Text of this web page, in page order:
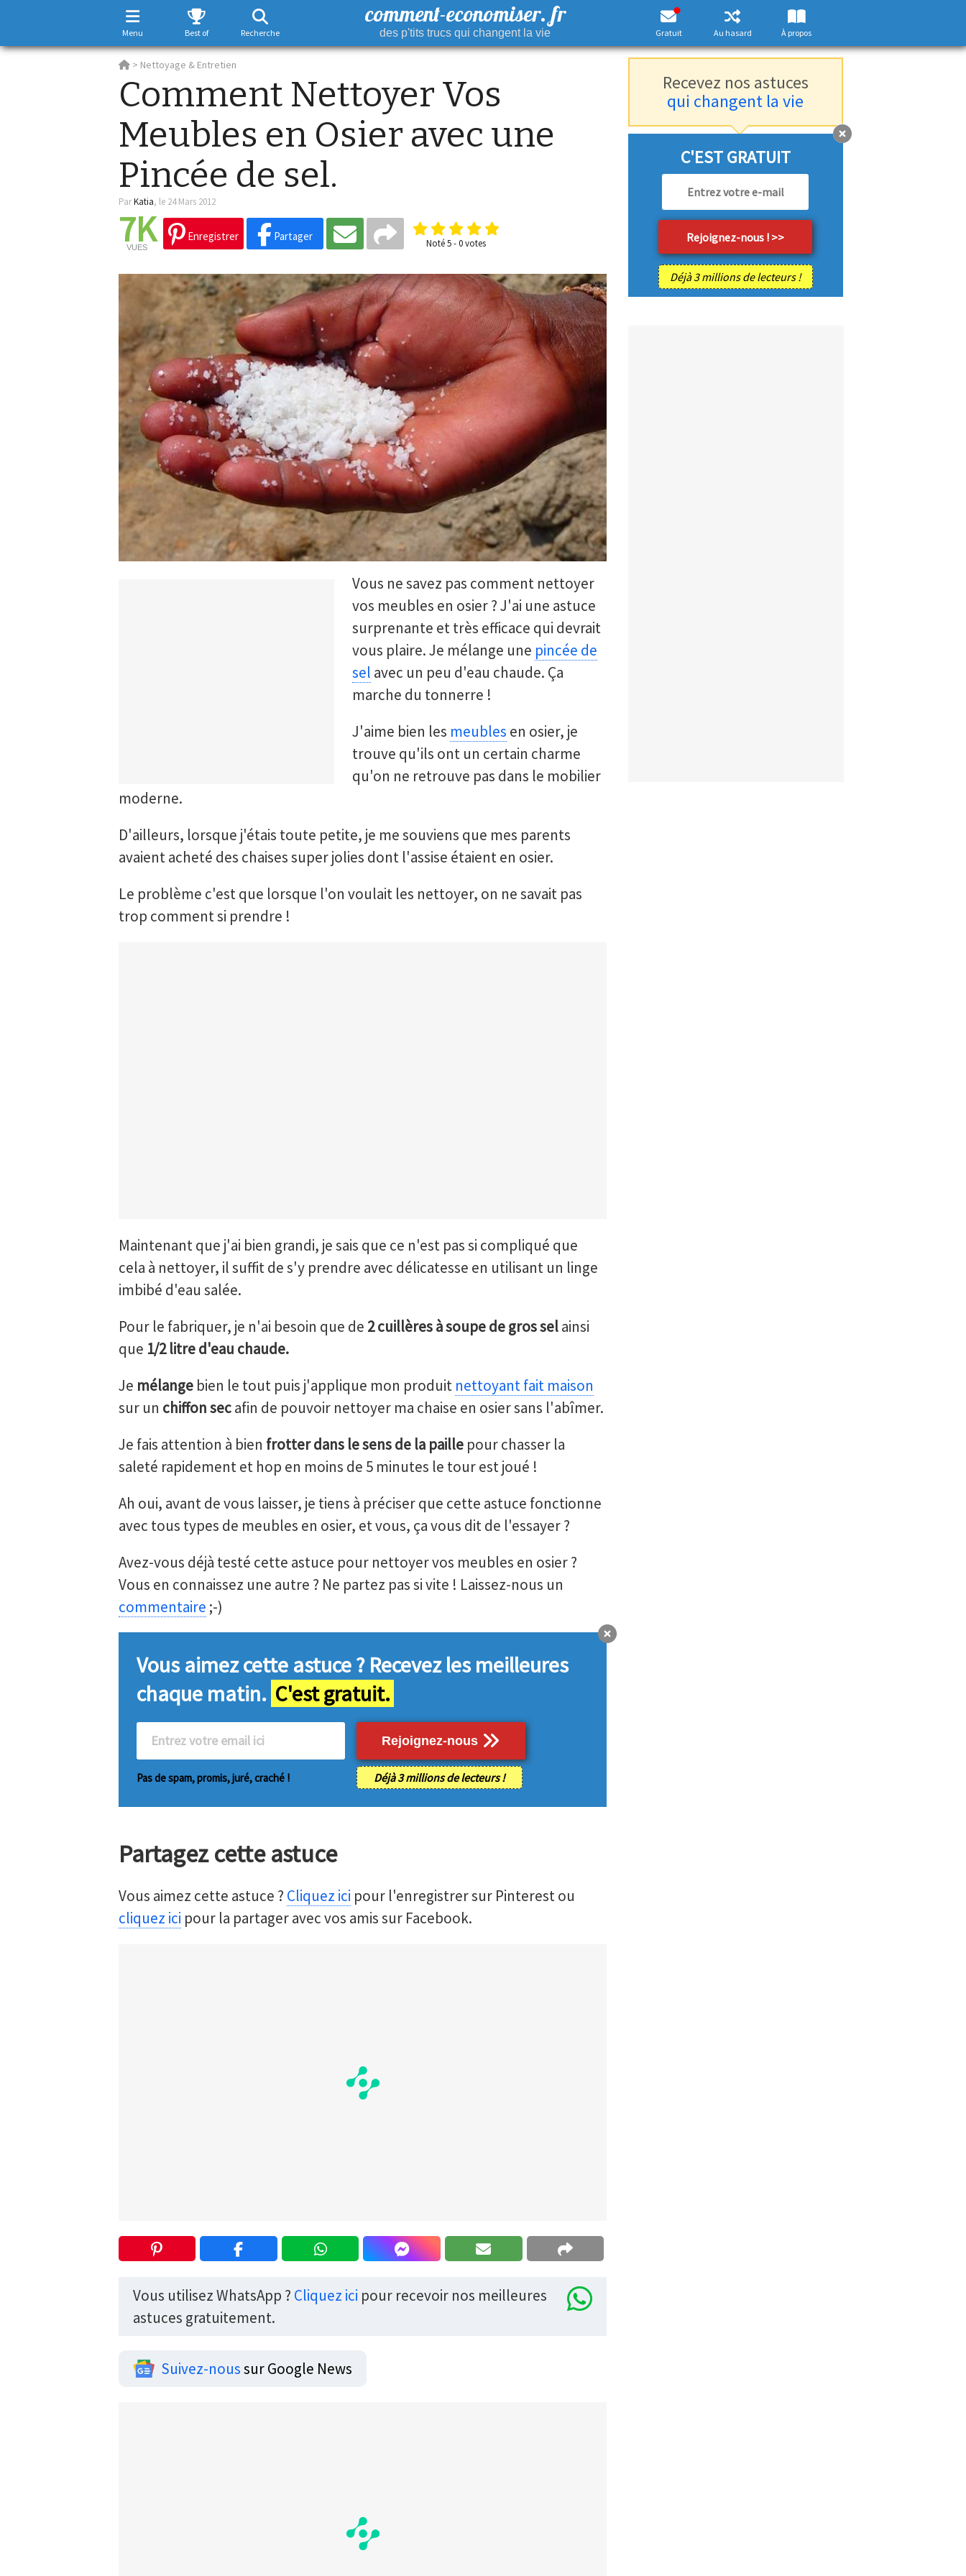
Menu Best of Recherche
comment-economiser. fr
des p'tits trucs qui changent la vie Gratuit Au hasard À propos
> Nettoyage & Entretien
Comment Nettoyer Vos
Meubles en Osier avec une
Pincée de sel.
ParKatia, le 24 Mars 2012
7K
VUES
Enregistrer Partager
Noté5-0 votes
Vous ne savez pas comment nettoyer
vos meubles en osier ? J'ai une astuce
surprenante et très efficace qui devrait
vous plaire. Je mélange une pincée de
sel avec un peu d'eau chaude. Ça
marche du tonnerre !
J'aime bien les meubles en osier, je
trouve qu'ils ont un certain charme
qu'on ne retrouve pas dans le mobilier
moderne.
D'ailleurs, lorsque j'étais toute petite, je me souviens que mes parents
avaient acheté des chaises super jolies dont l'assise étaient en osier.
Le problème c'est que lorsque l'on voulait les nettoyer, on ne savait pas
trop comment si prendre !
Maintenant que j'ai bien grandi, je sais que ce n'est pas si compliqué que
cela à nettoyer, il suffit de s'y prendre avec délicatesse en utilisant un linge
imbibé d'eau salée.
Pour le fabriquer, je n'ai besoin que de 2 cuillères à soupe de gros selainsi
que 1/2 litre d'eau chaude.
Je mélangebien le tout puis j'applique mon produit nettoyant fait maison
sur un chiffon secafin de pouvoir nettoyer ma chaise en osier sans l'abîmer.
Je fais attention à bien frotter dans le sens de la paille pour chasser la
saleté rapidement et hop en moins de 5 minutes le tour est joué !
Ah oui, avant de vous laisser, je tiens à préciser que cette astuce fonctionne
avec tous types de meubles en osier, et vous, ça vous dit de l'essayer ?
Avez-vous déjà testé cette astuce pour nettoyer vos meubles en osier ?
Vous en connaissez une autre ? Ne partez pas si vite ! Laissez-nous un
commentaire ;-)
Vous aimez cette astuce ? Recevez les meilleures
chaque matin. C'est gratuit.
Pas de spam, promis, juré, craché !
Rejoignez-nous
Déjà 3 millions de lecteurs !
Partagez cette astuce
Vous aimez cette astuce ? Cliquez ici pour l'enregistrer sur Pinterest ou
cliquez ici pour la partager avec vos amis sur Facebook.
Vous utilisez WhatsApp ? Cliquez ici pour recevoir nos meilleures
astuces gratuitement.
Suivez-noussur Google News
Recevez nos astuces
qui changent la vie
C'EST GRATUIT
Déjà 3 millions de lecteurs !